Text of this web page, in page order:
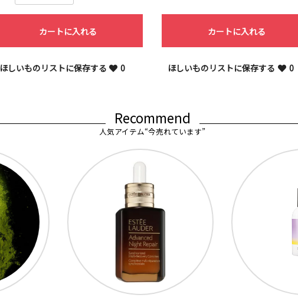
カートに入れる
ほしいものリストに保存する 0
カートに入れる
ほしいものリストに保存する 0
お買い物を続ける カートへ進む
Recommend
人気アイテム“今売れています”